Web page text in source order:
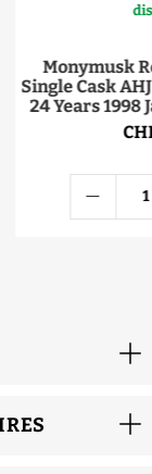
Monymusk
Single Cask
24 Years 1998